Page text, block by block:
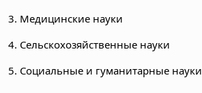
3. Медицинские науки
4. Сельскохозяйственные науки
5. Социальные и гуманитарные науки